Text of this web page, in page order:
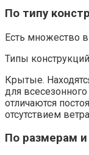
По типу
Есть множество
Типы
Крытые.
для
отличаются
отсутствием
По размерам